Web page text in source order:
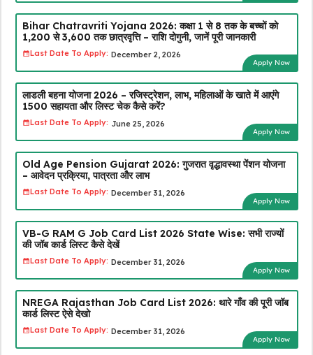
Bihar Chatravriti Yojana 2026: कक्षा 1 से 8 तक के बच्चों को
₹1,200 से ₹3,600 तक छात्रवृत्ति – राशि दोगुनी, जानें पूरी जानकारी
Last Date To Apply: December 2, 2026
Apply Now
लाडली बहना योजना 2026 – रजिस्ट्रेशन, लाभ, महिलाओं के खाते में आएंगे
₹1500 सहायता और लिस्ट चेक कैसे करें?
Last Date To Apply: June 25, 2026
Apply Now
Old Age Pension Gujarat 2026: गुजरात वृद्धावस्था पेंशन योजना
– आवेदन प्रक्रिया, पात्रता और लाभ
Last Date To Apply: December 31, 2026
Apply Now
VB-G RAM G Job Card List 2026 State Wise: सभी राज्यों
की जॉब कार्ड लिस्ट कैसे देखें
Last Date To Apply: December 31, 2026
Apply Now
NREGA Rajasthan Job Card List 2026: थारे गाँव की पूरी जॉब
कार्ड लिस्ट ऐसे देखो
Last Date To Apply: December 31, 2026
Apply Now